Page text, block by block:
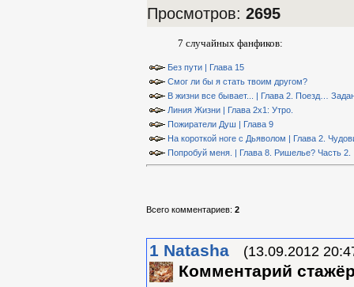
Просмотров: 2695
7 случайных фанфиков:
Без пути | Глава 15
Смог ли бы я стать твоим другом?
В жизни все бывает... | Глава 2. Поезд…
Линия Жизни | Глава 2х1: Утро.
Пожиратели Душ | Глава 9
На короткой ноге с Дьяволом | Глава 2.
Попробуй меня. | Глава 8. Ришелье? Часть 2.
Всего комментариев: 2
1 Natasha (13.09.2012
Комментарий